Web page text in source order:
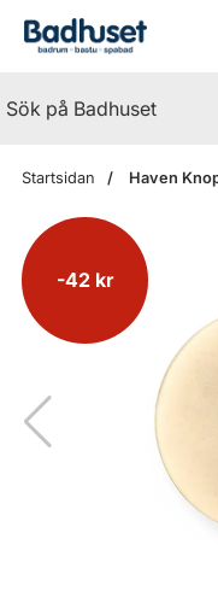
Startsidan Haven
-42 kr